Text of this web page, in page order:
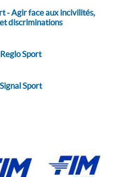
- Agir face aux incivilités,
discriminations
Reglo Sport
Signal Sport